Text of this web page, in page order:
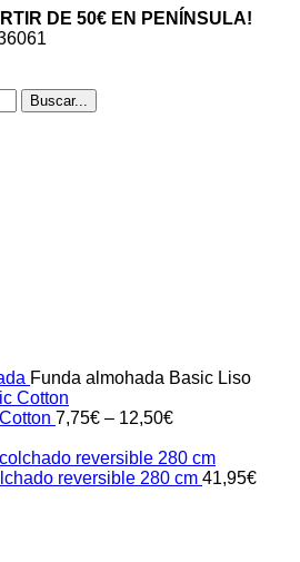
DE 50€ EN PENÍNSULA!
Buscar...
Funda almohada Basic Liso
7,75€ – 12,50€
reversible 280 cm 41,95€